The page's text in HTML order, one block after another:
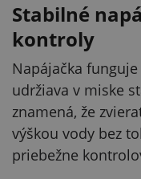
Stabilné
kontroly
Napájačka
udržiava v miske
znamená, že
výškou vody bez
priebežne